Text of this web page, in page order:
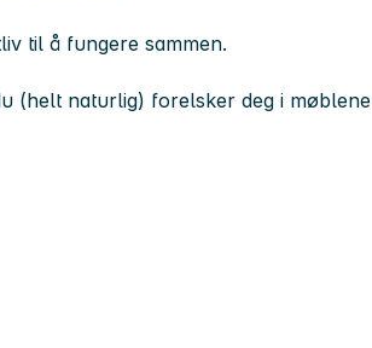
til å fungere sammen.
(helt naturlig) forelsker deg i møblene